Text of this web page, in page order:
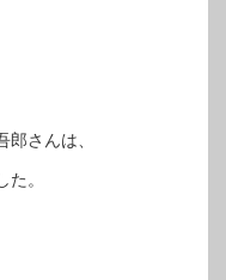
さんは、
。